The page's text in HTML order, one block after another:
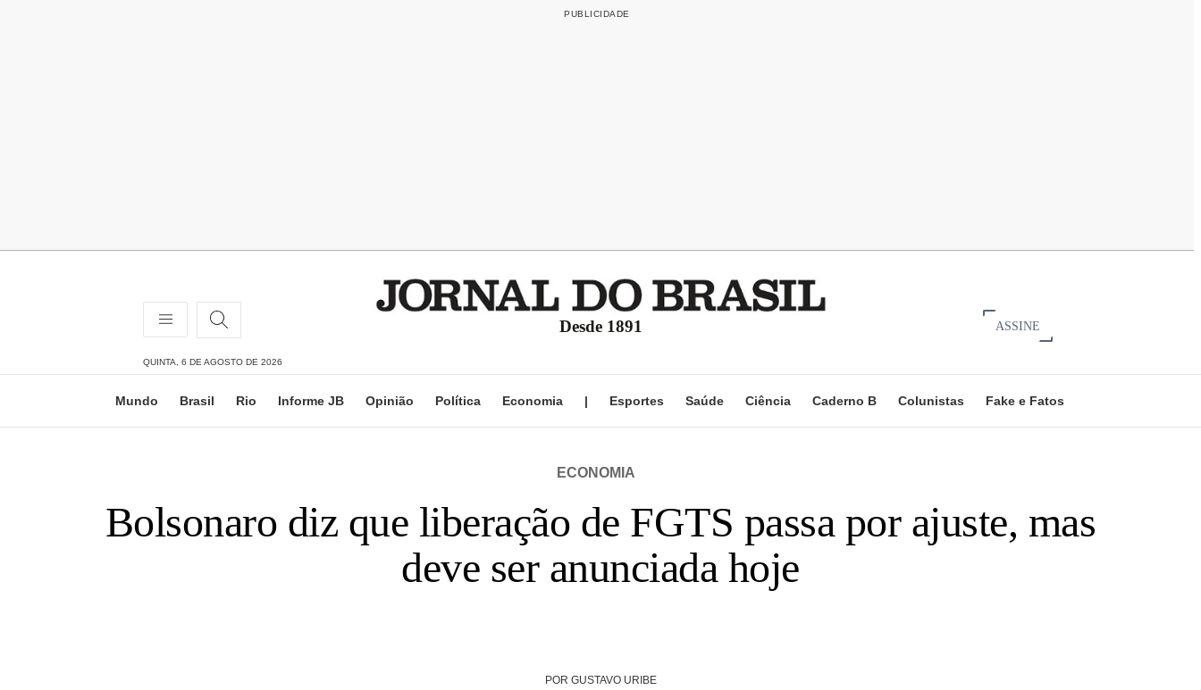
Desde 1891 ASSINE
QUINTA, 6 DE AGOSTO DE 2026
Mundo Brasil Rio Informe JB Opinião Política Economia | Esportes Saúde Ciência Caderno B Colunistas Fake e Fatos
ECONOMIA
Bolsonaro diz que liberação de FGTS passa por ajuste, mas
deve ser anunciada hoje
POR GUSTAVO URIBE